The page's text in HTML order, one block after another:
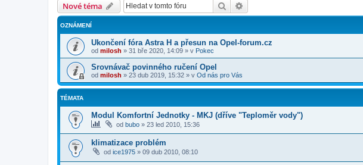
Nové téma Hledat
OZNÁMENÍ
Ukončení fóra Astra H a přesun na Opel-forum.cz
od milosh » 31 bře 2020, 14:09 » v Pokec
Srovnávač povinného ručení Opel
od milosh » 23 dub 2019, 15:32 » v Od nás pro Vás
TÉMATA
Modul Komfortní Jednotky - MKJ (dříve "Teploměr vody")
od bubo » 23 led 2010, 15:36
klimatizace problém
od ice1975 » 09 dub 2010, 08:10